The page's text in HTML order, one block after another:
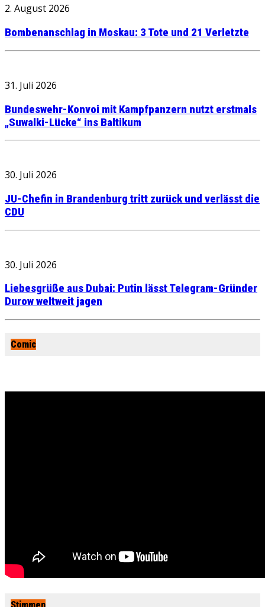
2. August 2026
Bombenanschlag in Moskau: 3 Tote und 21 Verletzte
31. Juli 2026
Bundeswehr-Konvoi mit Kampfpanzern nutzt erstmals
„Suwalki-Lücke“ ins Baltikum
30. Juli 2026
JU-Chefin in Brandenburg tritt zurück und verlässt die
CDU
30. Juli 2026
Liebesgrüße aus Dubai: Putin lässt Telegram-Gründer
Durow weltweit jagen
Comic